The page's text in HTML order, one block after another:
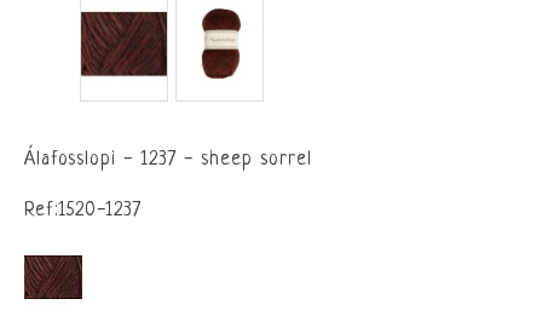
Álafosslopi - 1237 - sheep sorrel
Ref:1520-1237